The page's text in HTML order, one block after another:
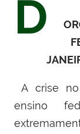
D
A crise
ensino